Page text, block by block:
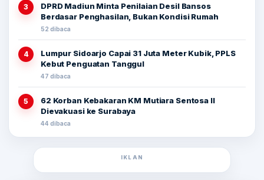
3
DPRD Madiun Minta Penilaian Desil Bansos
Berdasar Penghasilan, Bukan Kondisi Rumah
52 dibaca
4
Lumpur Sidoarjo Capai 31 Juta Meter Kubik, PPLS
Kebut Penguatan Tanggul
47 dibaca
5
62 Korban Kebakaran KM Mutiara Sentosa II
Dievakuasi ke Surabaya
44 dibaca
IKLAN